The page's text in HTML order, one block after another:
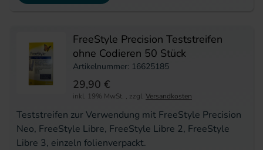
FreeStyle Precision Teststreifen
ohne Codieren 50 Stück
Artikelnummer: 16625185
Teststreifen zur Verwendung mit FreeStyle Precision
Neo, FreeStyle Libre, FreeStyle Libre 2, FreeStyle
Libre 3, einzeln folienverpackt.
29,90 €
inkl. 19% MwSt. , zzgl. Versandkosten